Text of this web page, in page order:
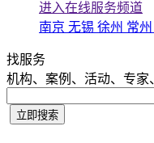
进入在线服务频道
南京 无锡 徐州 常州
找服务
机构、案例、活动、专